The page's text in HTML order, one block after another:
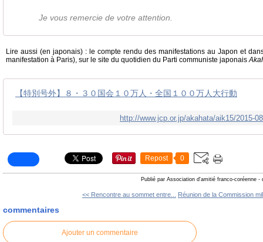
Je vous remercie de votre attention.
Lire aussi (en japonais) : le compte rendu des manifestations au Japon et
manifestation à Paris), sur le site du quotidien du Parti communiste japonais
【特別号外】８・３０国会１０万人・全国１００万人大行動
http://www.jcp.or.jp/akahata/aik15/2015-
Repost 0
Publié par Association d'amitié franco-coréenne -
<< Rencontre au sommet entre... Réunion de la Commission
commentaires
Ajouter un commentaire